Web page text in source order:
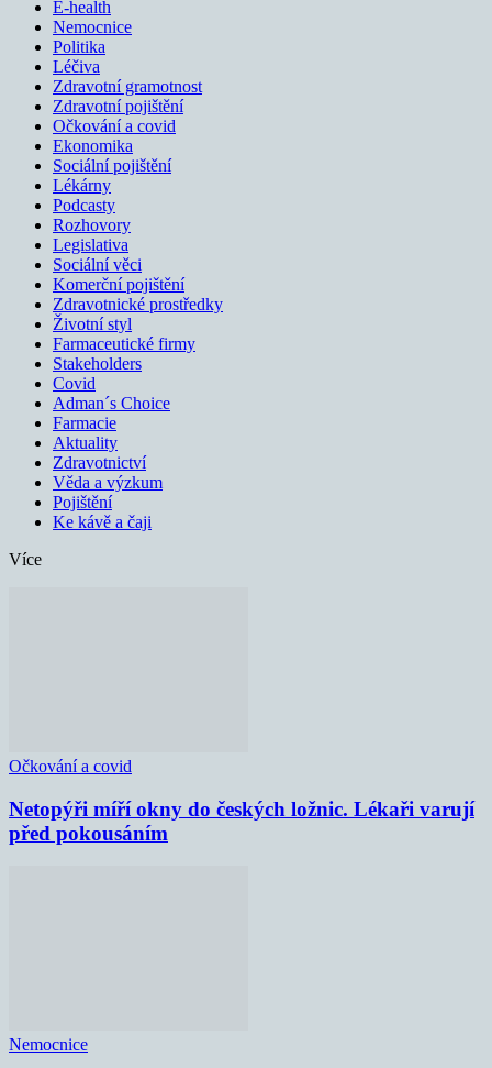
E-health
Nemocnice
Politika
Léčiva
Zdravotní gramotnost
Zdravotní pojištění
Očkování a covid
Ekonomika
Sociální pojištění
Lékárny
Podcasty
Rozhovory
Legislativa
Sociální věci
Komerční pojištění
Zdravotnické prostředky
Životní styl
Farmaceutické firmy
Stakeholders
Covid
Adman´s Choice
Farmacie
Aktuality
Zdravotnictví
Věda a výzkum
Pojištění
Ke kávě a čaji
Více
Očkování a covid
Netopýři míří okny do českých ložnic. Lékaři varují
před pokousáním
Nemocnice